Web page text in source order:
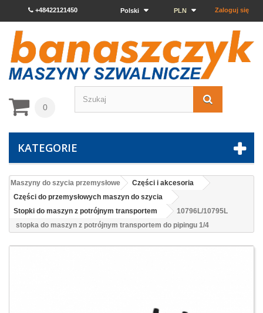
Zaloguj się
PLN
Polski
+48422121450
0
KATEGORIE
Maszyny do szycia przemysłowe
Części i akcesoria
Części do przemysłowych maszyn do szycia
Stopki do maszyn z potrójnym transportem
10796L/10795L
stopka do maszyn z potrójnym transportem do pipingu 1/4